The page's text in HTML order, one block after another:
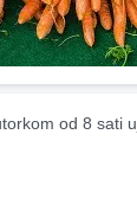
od 8 sati